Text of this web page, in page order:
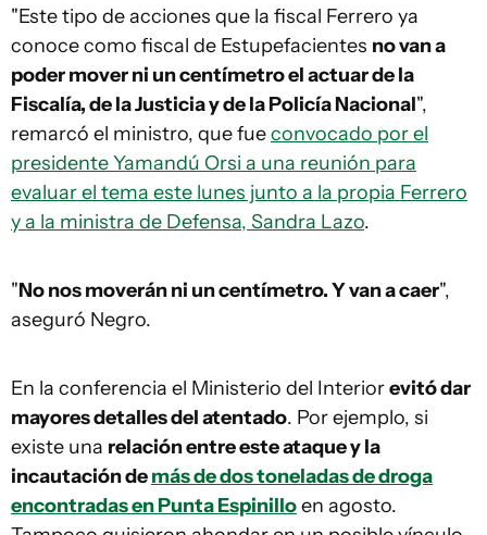
"Este tipo de acciones que la fiscal Ferrero ya
conoce como fiscal de Estupefacientes no van a
poder mover ni un centímetro el actuar de la
Fiscalía, de la Justicia y de la Policía Nacional",
remarcó el ministro, que fueconvocado por el
presidente Yamandú Orsi a una reunión para
evaluar el tema este lunes junto a la propia Ferrero
y a la ministra de Defensa, Sandra Lazo.
"No nos moverán ni un centímetro. Y van a caer",
aseguró Negro.
En la conferencia el Ministerio del Interiorevitó dar
mayores detalles del atentado. Por ejemplo, si
existe una relación entre este ataque y la
incautación demás de dos toneladas de droga
encontradas en Punta Espinilloen agosto.